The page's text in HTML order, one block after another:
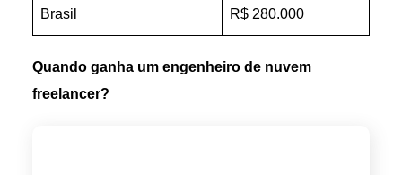
Brasil R$ 280.000
Quando ganha um engenheiro de nuvem
freelancer?